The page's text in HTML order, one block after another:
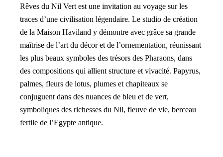
Rêves du Nil Vert est une invitation au voyage sur les
traces d’une civilisation légendaire. Le studio de création
de la Maison Haviland y démontre avec grâce sa grande
maîtrise de l’art du décor et de l’ornementation, réunissant
les plus beaux symboles des trésors des Pharaons, dans
des compositions qui allient structure et vivacité. Papyrus,
palmes, fleurs de lotus, plumes et chapiteaux se
conjuguent dans des nuances de bleu et de vert,
symboliques des richesses du Nil, fleuve de vie, berceau
fertile de l’Egypte antique.